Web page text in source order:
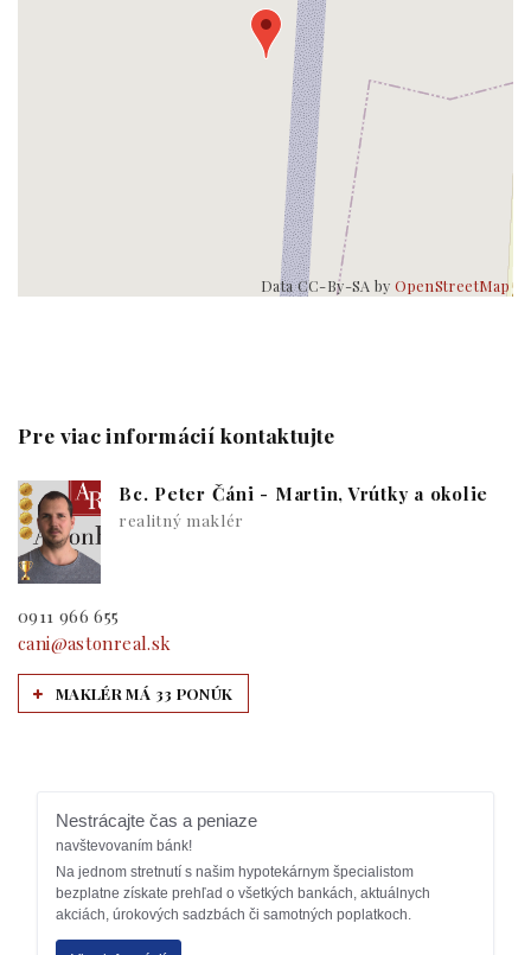
Data CC-By-SA byOpenStreetMap
Pre viac informácií kontaktujte
Bc. Peter Čáni - Martin, Vrútky a okolie
realitný maklér
0911 966 655
cani@astonreal.sk
MAKLÉR MÁ 33 PONÚK